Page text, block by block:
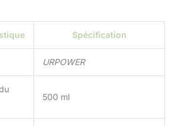
la peau sèche.
Spécification
URPOWER
500 ml